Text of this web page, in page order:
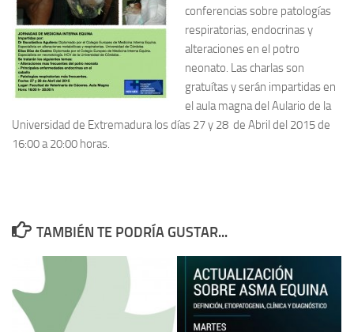
conferencias sobre patologías
respiratorias, endocrinas y
alteraciones en el potro
neonato. Las charlas son
gratuítas y serán impartidas en
el aula magna del Aulario de la
Universidad de Extremadura los días 27 y 28 de Abril del 2015 de
16:00 a 20:00 horas.
TAMBIÉN TE PODRÍA GUSTAR...